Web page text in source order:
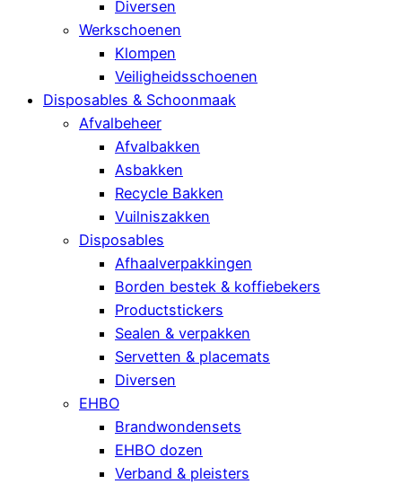
Diversen
Werkschoenen
Klompen
Veiligheidsschoenen
Disposables & Schoonmaak
Afvalbeheer
Afvalbakken
Asbakken
Recycle Bakken
Vuilniszakken
Disposables
Afhaalverpakkingen
Borden bestek & koffiebekers
Productstickers
Sealen & verpakken
Servetten & placemats
Diversen
EHBO
Brandwondensets
EHBO dozen
Verband & pleisters